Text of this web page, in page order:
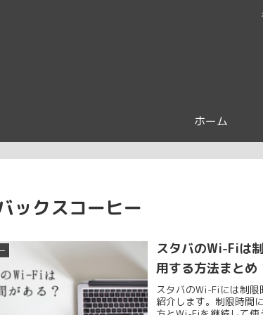
ホーム
ックスコーヒー
スタバのWi-Fiは
用する方法まとめ
スタバのWi-Fiには制
紹介します。制限時間